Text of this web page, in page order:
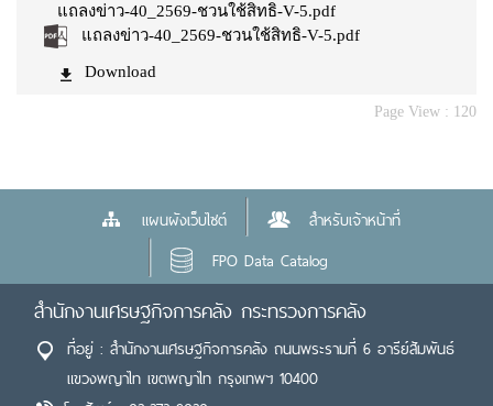
แถลงข่าว-40_2569-ชวนใช้สิทธิ-V-5.pdf
แถลงข่าว-40_2569-ชวนใช้สิทธิ-V-5.pdf
Download
Page View : 120
แผนผังเว็บไซต์
สำหรับเจ้าหน้าที่
FPO Data Catalog
สำนักงานเศรษฐกิจการคลัง กระทรวงการคลัง
ที่อยู่ : สำนักงานเศรษฐกิจการคลัง ถนนพระรามที่ 6 อารีย์สัมพันธ์
แขวงพญาไท เขตพญาไท กรุงเทพฯ 10400